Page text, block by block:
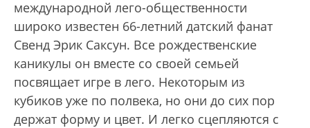
международной лего-общественности
широко известен 66-летний датский фанат
Свенд Эрик Саксун. Все рождественские
каникулы он вместе со своей семьей
посвящает игре в лего. Некоторым из
кубиков уже по полвека, но они до сих пор
держат форму и цвет. И легко сцепляются с